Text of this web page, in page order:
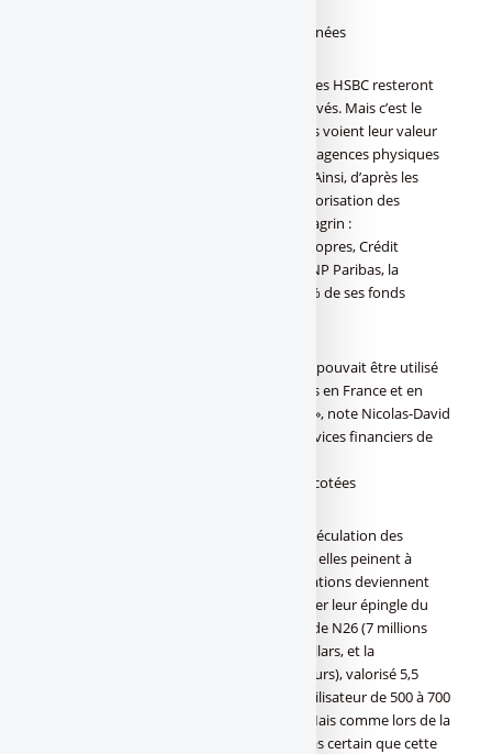
Les banques se déprécient d’années en années
Personne ne peut croire que les 230 agences HSBC resteront
ouvertes et que les 4.000 emplois sont sauvés. Mais c’est le
deal de la cession. Les banques historiques voient leur valeur
baisser d’années en années. Les réseaux d’agences physiques
souffrent et la pandémie n’a rien arrangé. Ainsi, d’après les
informations publiées par Les Echos, la valorisation des
banques françaises se réduit à peau de chagrin :
Société Générale vaut 30% de ses fonds propres, Crédit
Agricole, la moitié de ses fonds propres, BNP Paribas, la
meilleure élève de la classe, seulement 60% de ses fonds
« Le critère de valorisation par agence, qui pouvait être utilisé
dans la décennie 2000 sur certains dossiers en France et en
Europe du Sud, n’a plus cours aujourd’hui », note Nicolas-David
Kersen, responsable du M & A dans les services financiers de
À l’inverse, les fintechs sont largement surcotées
Les Fintechs profitent de leur côté de la spéculation des
investisseurs. Alors que la majorité d’entre elles peinent à
dégager le moindre bénéfice, leurs valorisations deviennent
insolentes. Seules les fintechs semblent tirer leur épingle du
jeu. En témoignent la néobanque allemande N26 (7 millions
d’utilisateurs), valorisée 3,5 milliards de dollars, et la
britannique Revolut (10 millions d’utilisateurs), valorisé 5,5
milliards. « Cela revient à une valeur par utilisateur de 500 à 700
dollars, le critère retenu dans ce secteur. Mais comme lors de la
bulle tech des années 1999-2000, il n’est pas certain que cette